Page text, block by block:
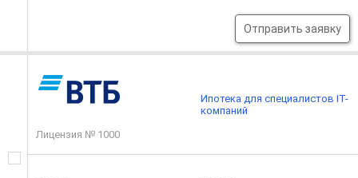
Отправить заявку
Лицензия № 1000
Ипотека для специалистов IT-
компаний